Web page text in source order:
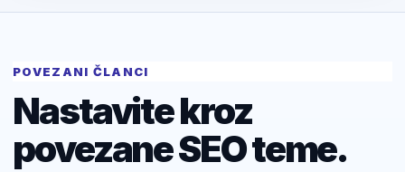
POVEZANI ČLANCI
Nastavite kroz
povezane SEO teme.